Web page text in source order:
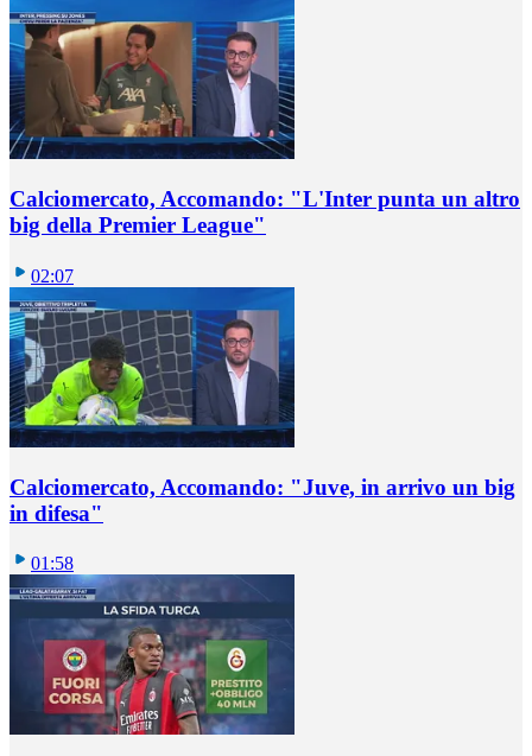
Calciomercato, Accomando: "L'Inter punta un altro
big della Premier League"
02:07
Calciomercato, Accomando: "Juve, in arrivo un big
in difesa"
01:58